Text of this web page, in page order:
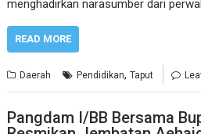
menghadirkan narasumber dari
READ MORE
Daerah Pendidikan,Taput
Pangdam I/BB Bersama